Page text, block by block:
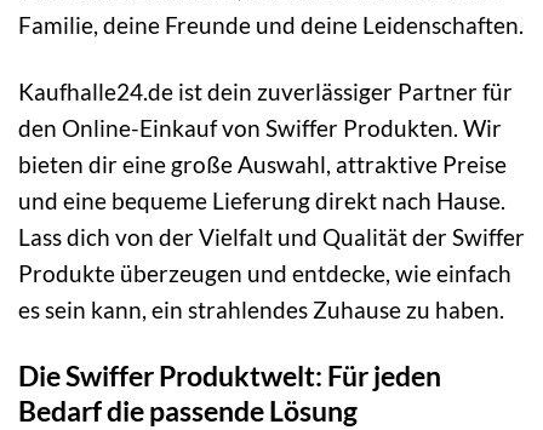
Familie, deine Freunde und deine Leidenschaften.
Kaufhalle24.de ist dein zuverlässiger Partner für
den Online-Einkauf von Swiffer Produkten. Wir
bieten dir eine große Auswahl, attraktive Preise
und eine bequeme Lieferung direkt nach Hause.
Lass dich von der Vielfalt und Qualität der Swiffer
Produkte überzeugen und entdecke, wie einfach
es sein kann, ein strahlendes Zuhause zu haben.
Die Swiffer Produktwelt: Für jeden
Bedarf die passende Lösung